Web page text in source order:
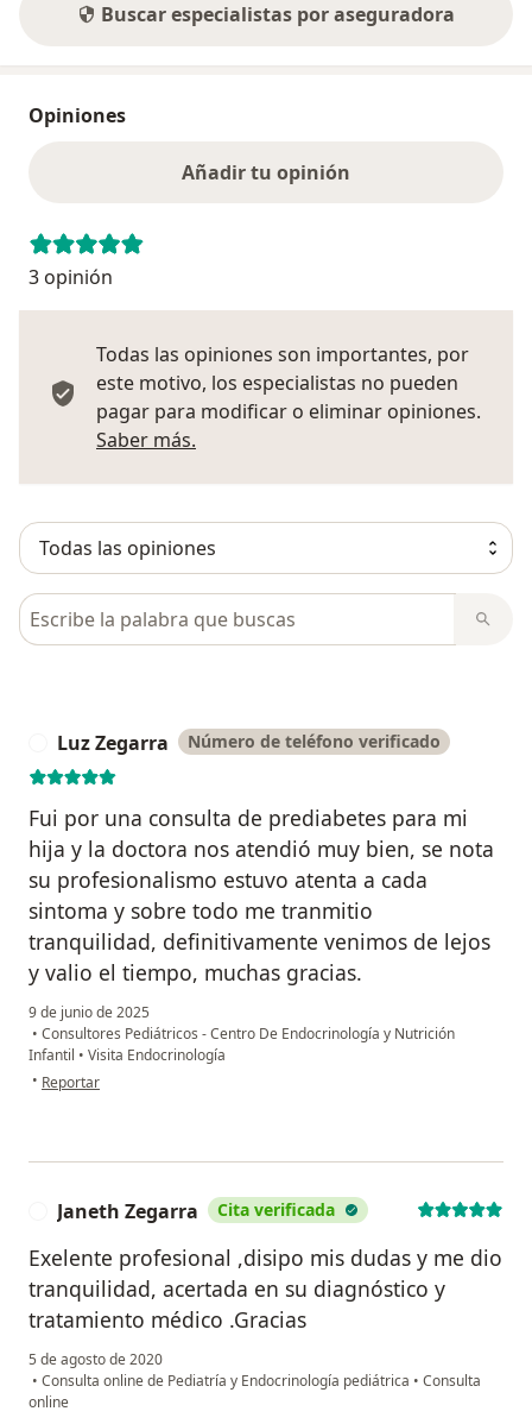
Buscar especialistas por aseguradora
Opiniones
Añadir tu opinión
3 opinión
Todas las opiniones son importantes, por
este motivo, los especialistas no pueden
pagar para modificar o eliminar opiniones.
Saber más.
Busca en opiniones
Luz Zegarra Número de teléfono verificado
Fui por una consulta de prediabetes para mi
hija y la doctora nos atendió muy bien, se nota
su profesionalismo estuvo atenta a cada
sintoma y sobre todo me tranmitio
tranquilidad, definitivamente venimos de lejos
y valio el tiempo, muchas gracias.
9 de junio de 2025
• Consultores Pediátricos - Centro De Endocrinología y Nutrición
Infantil • Visita Endocrinología
• en opinión del usuario Luz Zegarra
Reportar
Janeth Zegarra Cita verificada
Exelente profesional ,disipo mis dudas y me dio
tranquilidad, acertada en su diagnóstico y
tratamiento médico .Gracias
5 de agosto de 2020
• Consulta online de Pediatría y Endocrinología pediátrica • Consulta
online